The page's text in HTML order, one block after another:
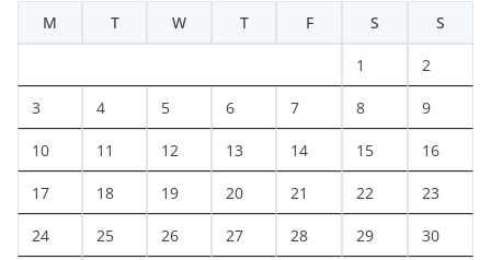
M
T W T F S S
1 2
3 4 5 6 7 8 9
10 11 12 13 14 15 16
17 18 19 20 21 22 23
24 25 26 27 28 29 30